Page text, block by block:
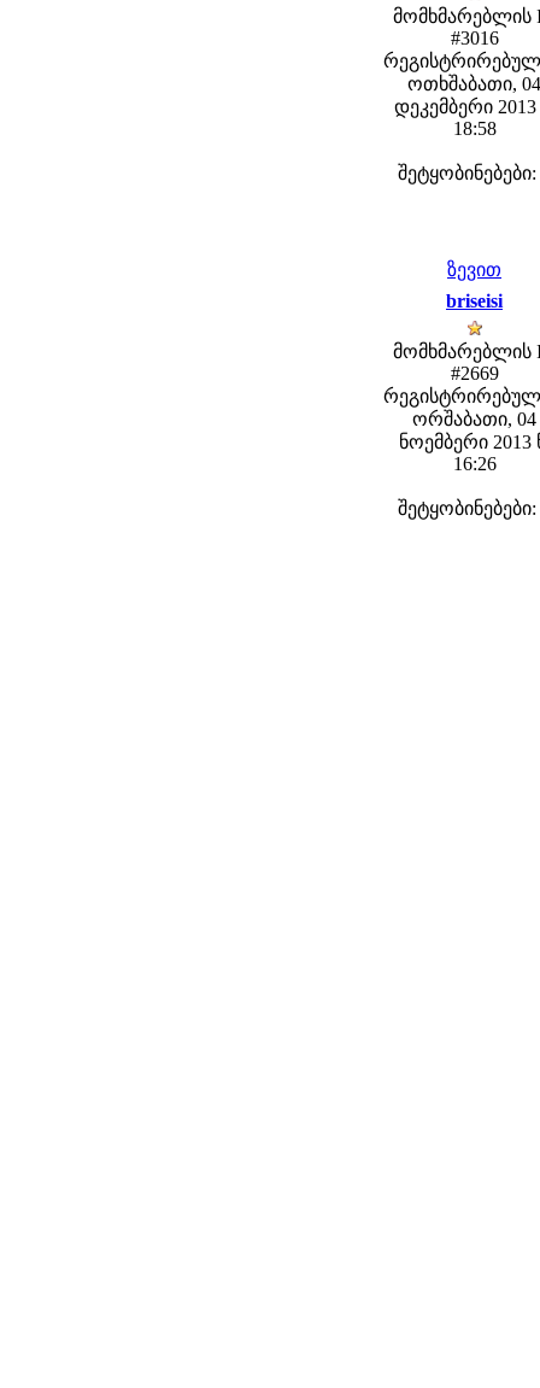
მომხმარებლის
#3016
ოთხშაბათი, 04
დეკემბერი 2013
18:58
შეტყობინებები:
ზევით
briseisi
მომხმარებლის
#2669
ორშაბათი, 04
ნოემბერი 2013
16:26
შეტყობინებები: